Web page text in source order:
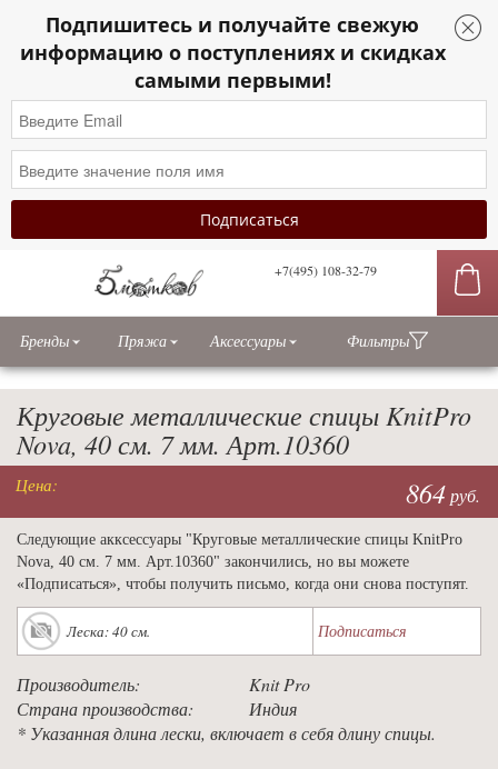
Подпишитесь и получайте свежую
информацию о поступлениях и скидках
самыми первыми!
+7(495) 108-32-79
Бренды Пряжа Аксессуары Фильтры
Круговые металлические спицы KnitPro
Nova, 40 см. 7 мм. Арт.10360
Цена: 864руб.
Следующие акксессуары "Круговые металлические спицы KnitPro
Nova, 40 см. 7 мм. Арт.10360" закончились, но вы можете
«Подписаться», чтобы получить письмо, когда они снова поступят.
Леска: 40 см. Подписаться
Производитель:
Knit Pro
Страна производства:
Индия
* Указанная длина лески, включает в себя длину спицы.